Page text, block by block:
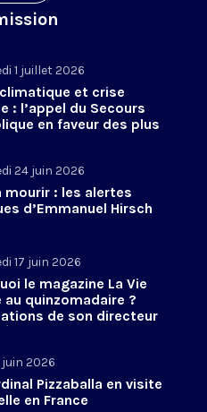
1 juillet 2026
et crise
: l’appel du Secours
en faveur des plus
24 juin 2026
mourir : les alertes
d’Emmanuel Hirsch
17 juin 2026
le magazine La Vie
au quinzomadaire ?
de son directeur
juin 2026
Pizzaballa en visite
en France